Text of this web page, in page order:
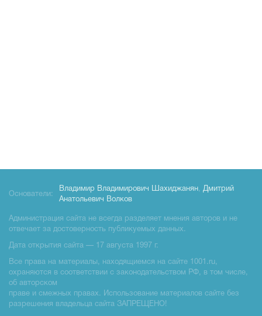
Основатели:
Владимир Владимирович Шахиджанян, Дмитрий
Анатольевич Волков
Администрация сайта не всегда разделяет мнения авторов и не
отвечает за достоверность публикуемых данных.
Дата открытия сайта — 17 августа 1997 г.
Все права на материалы, находящиемся на сайте 1001.ru,
охраняются в соответствии с законодательством РФ, в том числе,
об авторском
праве и смежных правах. Использование материалов сайте без
разрешения владельца сайта ЗАПРЕЩЕНО!